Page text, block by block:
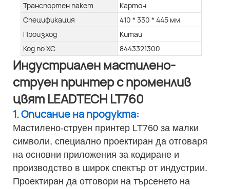
Транспортен пакет
Картон
Спецификация
410 * 330 * 445 мм
Произход
Китай
Код по ХС
8443321300
Индустриален мастилено-
струен принтер с променлив
цвят LEADTECH LT760
1. Описание на продукта:
Мастилено-струен принтер LT760 за малки
символи, специално проектиран да отговаря
на основни приложения за кодиране и
производство в широк спектър от индустрии.
Проектиран да отговори на търсенето на